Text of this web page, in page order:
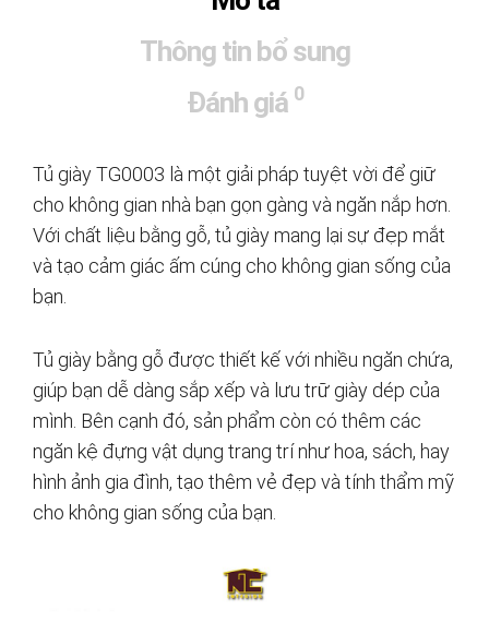
Thông tin bổ sung
Đánh giá 0
Tủ giày TG0003 là một giải pháp tuyệt vời để giữ
cho không gian nhà bạn gọn gàng và ngăn nắp hơn.
Với chất liệu bằng gỗ, tủ giày mang lại sự đẹp mắt
và tạo cảm giác ấm cúng cho không gian sống của
bạn.
Tủ giày bằng gỗ được thiết kế với nhiều ngăn chứa,
giúp bạn dễ dàng sắp xếp và lưu trữ giày dép của
mình. Bên cạnh đó, sản phẩm còn có thêm các
ngăn kệ đựng vật dụng trang trí như hoa, sách, hay
hình ảnh gia đình, tạo thêm vẻ đẹp và tính thẩm mỹ
cho không gian sống của bạn.